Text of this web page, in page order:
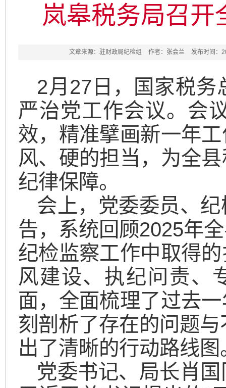
岚皋税务局召开
文章来源：驻财政局纪检组 作者：张会兰 发布时间：
2月27日，国家税务
严治党工作会议。会
效，精准擘画新一年
风、硬的担当，为全
纪律保障。
会上，党委委员、
告，系统回顾2025年
纪检监察工作中取得
风建设、执纪问责、
面，全面梳理了过去
刻剖析了存在的问题
出了清晰的行动路线图
党委书记、局长肖